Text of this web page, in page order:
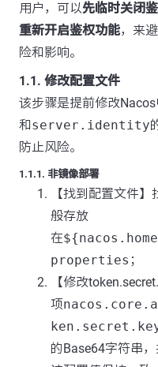
用户，可以先临时关闭
重新开启鉴权功能，来
险和影响。
1.1. 修改配置文件
该步骤是提前修改Nacos
和server.identity
防止风险。
1.1.1. 非镜像部署
【找到配置文件
般存放
在
properties ；
【修改
项
的Base64字符串